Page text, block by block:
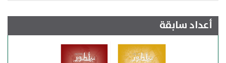
أعداد سابقة